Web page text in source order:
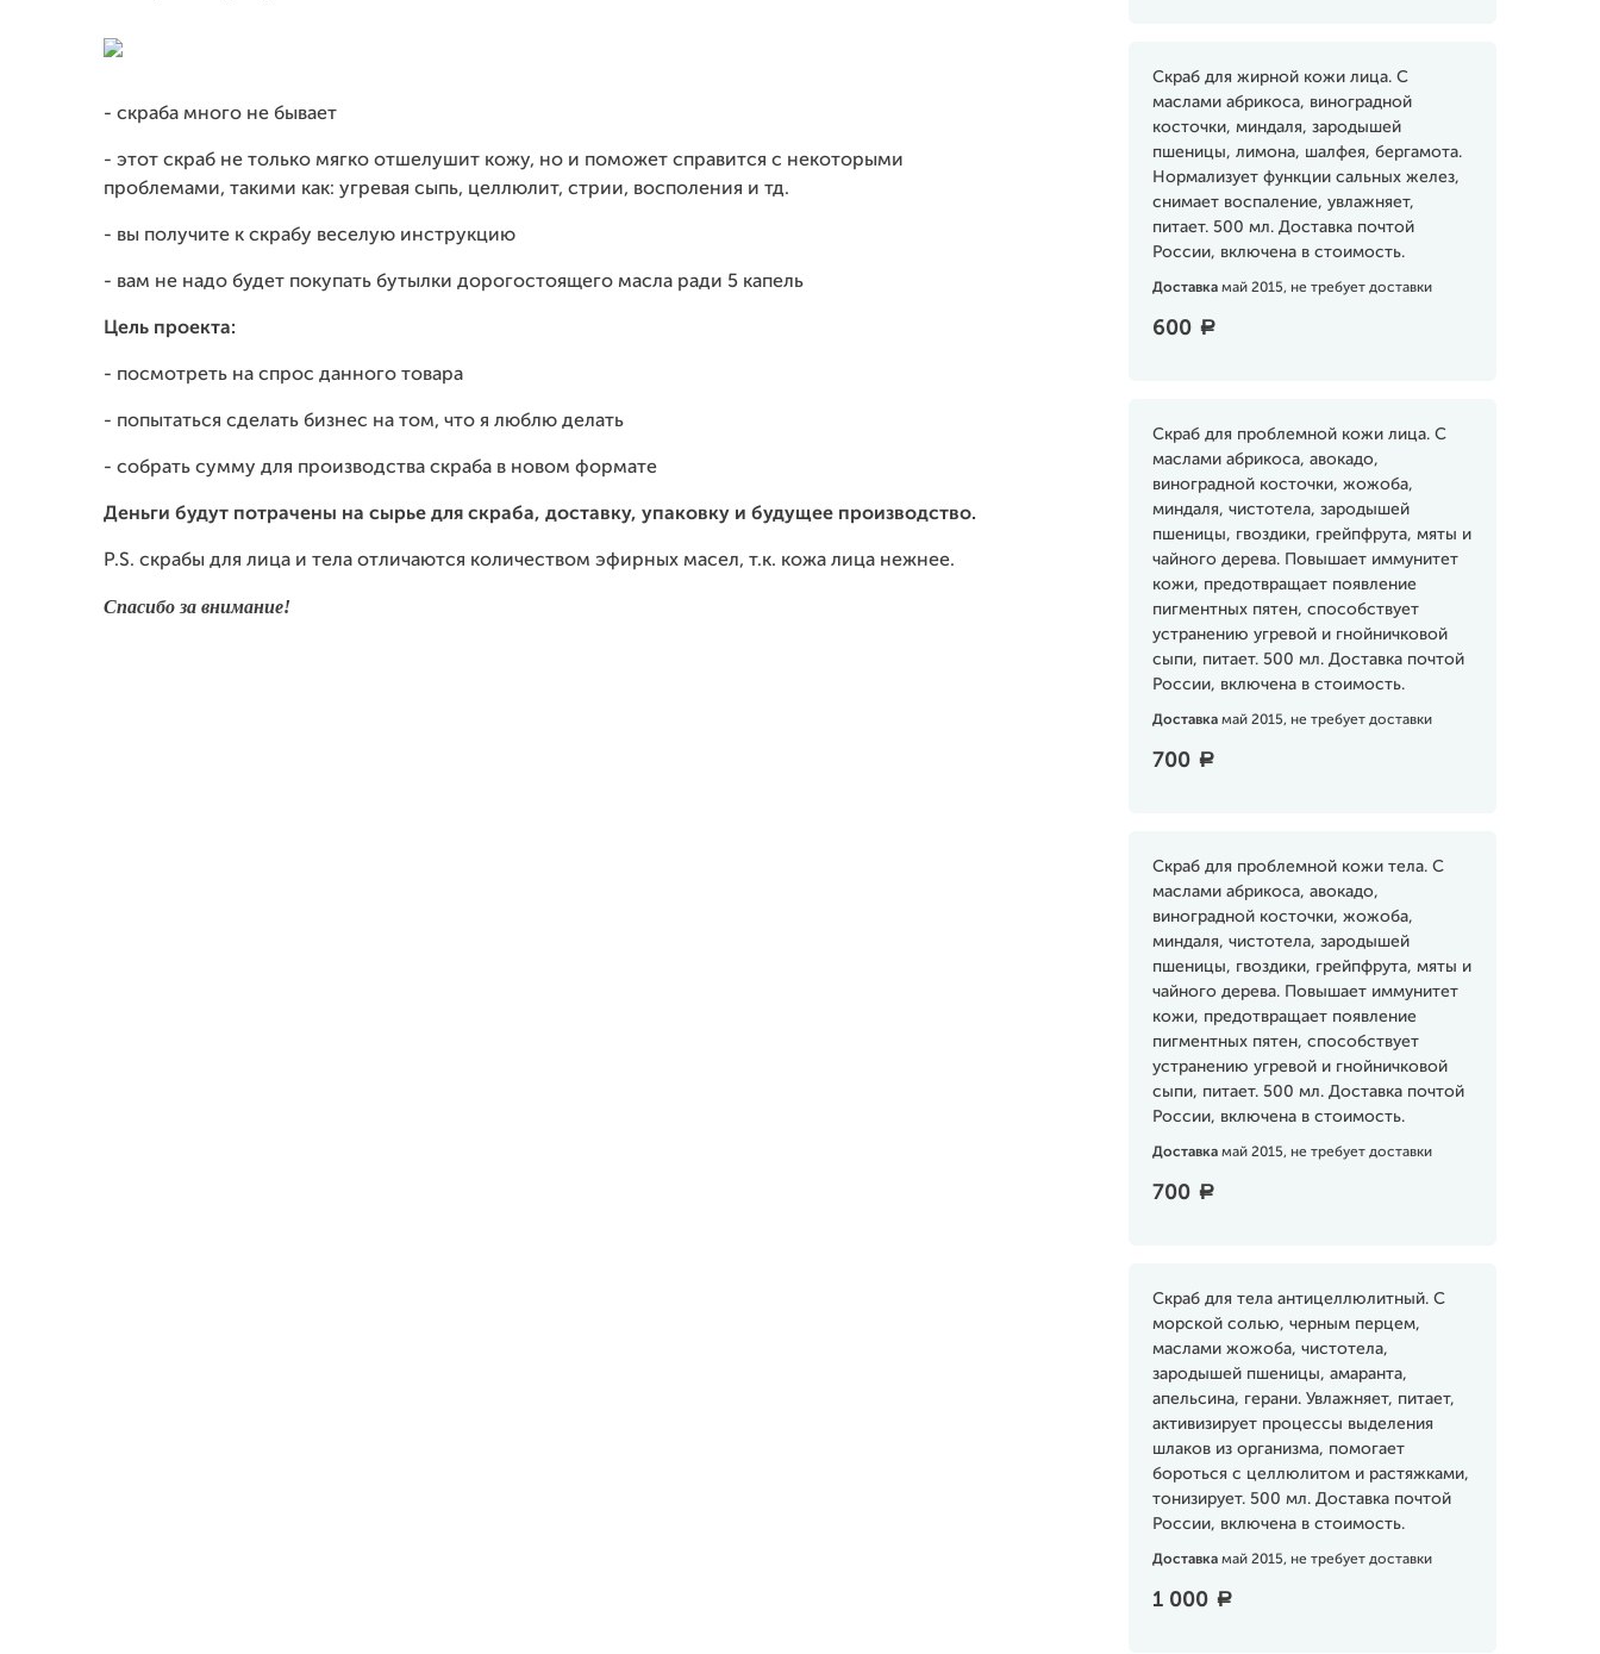
Скраб для жирной кожи лица. С
маслами абрикоса, виноградной
косточки, миндаля, зародышей
пшеницы, лимона, шалфея, бергамота.
Нормализует функции сальных желез,
снимает воспаление, увлажняет,
питает. 500 мл. Доставка почтой
России, включена в стоимость.
Доставка май 2015, не требует доставки
600 a
Скраб для проблемной кожи лица. С
маслами абрикоса, авокадо,
виноградной косточки, жожоба,
миндаля, чистотела, зародышей
пшеницы, гвоздики, грейпфрута, мяты и
чайного дерева. Повышает иммунитет
кожи, предотвращает появление
пигментных пятен, способствует
устранению угревой и гнойничковой
сыпи, питает. 500 мл. Доставка почтой
России, включена в стоимость.
Доставка май 2015, не требует доставки
700 a
Скраб для проблемной кожи тела. С
маслами абрикоса, авокадо,
виноградной косточки, жожоба,
миндаля, чистотела, зародышей
пшеницы, гвоздики, грейпфрута, мяты и
чайного дерева. Повышает иммунитет
кожи, предотвращает появление
пигментных пятен, способствует
устранению угревой и гнойничковой
сыпи, питает. 500 мл. Доставка почтой
России, включена в стоимость.
Доставка май 2015, не требует доставки
700 a
Скраб для тела антицеллюлитный. С
морской солью, черным перцем,
маслами жожоба, чистотела,
зародышей пшеницы, амаранта,
апельсина, герани. Увлажняет, питает,
активизирует процессы выделения
шлаков из организма, помогает
бороться с целлюлитом и растяжками,
тонизирует. 500 мл. Доставка почтой
России, включена в стоимость.
Доставка май 2015, не требует доставки
1 000 a
- скраба много не бывает
- этот скраб не только мягко отшелушит кожу, но и поможет справится с некоторыми
проблемами, такими как: угревая сыпь, целлюлит, стрии, восполения и тд.
- вы получите к скрабу веселую инструкцию
- вам не надо будет покупать бутылки дорогостоящего масла ради 5 капель
Цель проекта:
- посмотреть на спрос данного товара
- попытаться сделать бизнес на том, что я люблю делать
- собрать сумму для производства скраба в новом формате
Деньги будут потрачены на сырье для скраба, доставку, упаковку и будущее производство.
P.S. скрабы для лица и тела отличаются количеством эфирных масел, т.к. кожа лица нежнее.
Спасибо за внимание!